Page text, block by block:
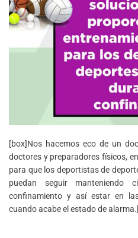
[box]Nos hacemos eco de un
doctores y preparadores físicos,
para que los deportistas de
puedan seguir manteniendo
confinamiento y así estar en
cuando acabe el estado de